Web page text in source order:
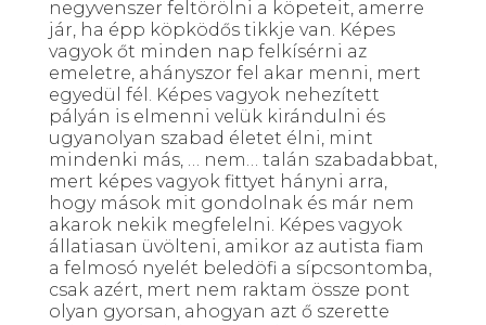
negyvenszer feltörölni a köpeteit, amerre
jár, ha épp köpködős tikkje van. Képes
vagyok őt minden nap felkísérni az
emeletre, ahányszor fel akar menni, mert
egyedül fél. Képes vagyok nehezített
pályán is elmenni velük kirándulni és
ugyanolyan szabad életet élni, mint
mindenki más, … nem… talán szabadabbat,
mert képes vagyok fittyet hányni arra,
hogy mások mit gondolnak és már nem
akarok nekik megfelelni. Képes vagyok
állatiasan üvölteni, amikor az autista fiam
a felmosó nyelét beledöfi a sípcsontomba,
csak azért, mert nem raktam össze pont
olyan gyorsan, ahogyan azt ő szerette